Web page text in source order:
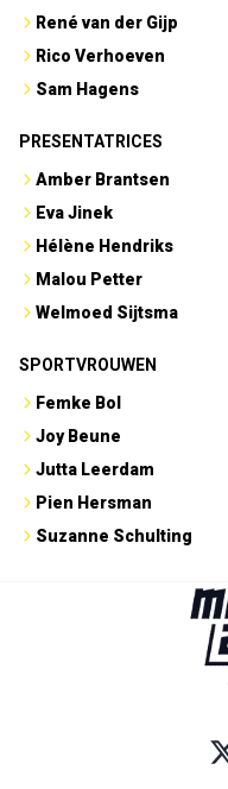
René van der Gijp
Rico Verhoeven
Sam Hagens
PRESENTATRICES
Amber Brantsen
Eva Jinek
Hélène Hendriks
Malou Petter
Welmoed Sijtsma
SPORTVROUWEN
Femke Bol
Joy Beune
Jutta Leerdam
Pien Hersman
Suzanne Schulting